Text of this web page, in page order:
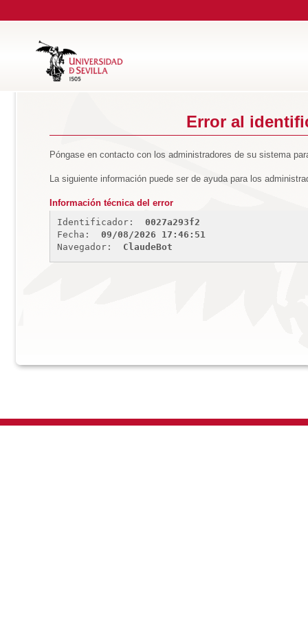
Error al
Póngase en contacto con los administradores de su sistema
La siguiente información puede ser de ayuda para los
Información técnica del error
Identificador:
0027a293f2
Fecha:
09/08/2026 17:46:51
Navegador:
ClaudeBot